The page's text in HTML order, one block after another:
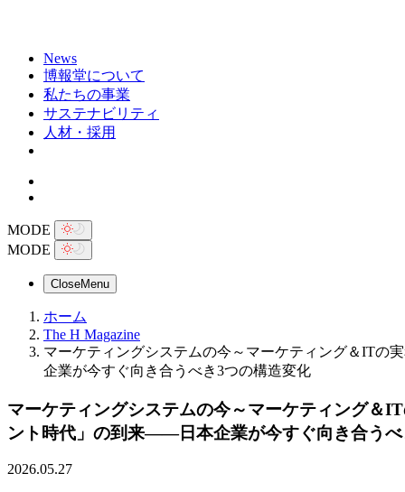
News
博報堂について
私たちの事業
サステナビリティ
人材・採用
MODE
MODE
CloseMenu
ホーム
The H Magazine
マーケティングシステムの今～マーケティング＆ITの
企業が今すぐ向き合うべき3つの構造変化
マーケティングシステムの今～マーケティング＆
ント時代」の到来——日本企業が今すぐ向き合うべ
2026.05.27